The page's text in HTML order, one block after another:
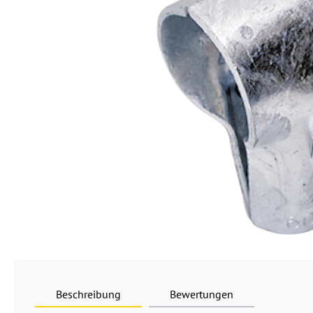
Beschreibung Bewertungen